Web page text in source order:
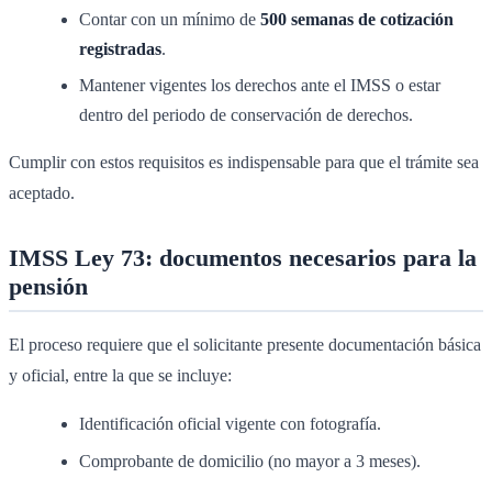
Contar con un mínimo de 500 semanas de cotización
registradas.
Mantener vigentes los derechos ante el IMSS o estar
dentro del periodo de conservación de derechos.
Cumplir con estos requisitos es indispensable para que el trámite sea
aceptado.
IMSS Ley 73: documentos necesarios para la
pensión
El proceso requiere que el solicitante presente documentación básica
y oficial, entre la que se incluye:
Identificación oficial vigente con fotografía.
Comprobante de domicilio (no mayor a 3 meses).